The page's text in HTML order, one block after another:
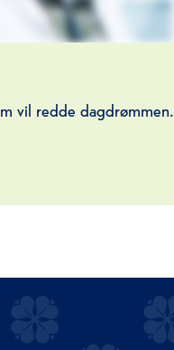
vil redde dagdrømmen.